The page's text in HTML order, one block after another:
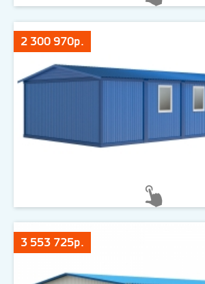
2 300 970р.
3 553 725р.